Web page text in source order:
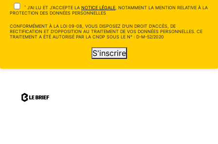
* J'AI LU ET J'ACCEPTE LA NOTICE LÉGALE , NOTAMMENT LA MENTION RELATIVE À LA
PROTECTION DES DONNÉES PERSONNELLES
CONFORMÉMENT À LA LOI 09-08, VOUS DISPOSEZ D'UN DROIT D'ACCÈS, DE
RECTIFICATION ET D'OPPOSITION AU TRAITEMENT DE VOS DONNÉES PERSONNELLES. CE
TRAITEMENT A ÉTÉ AUTORISÉ PAR LA CNDP SOUS LE N° : D-M-52/2020
S'inscrire